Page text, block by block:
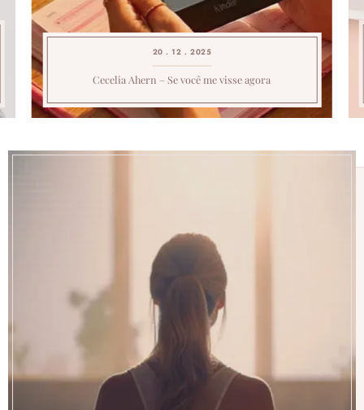
20 . 12 . 2025
Cecelia Ahern – Se você me visse agora